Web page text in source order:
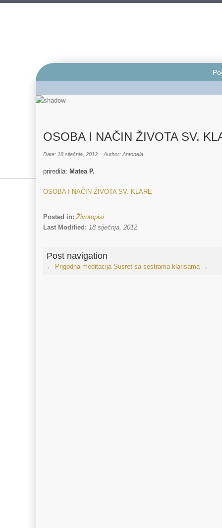
OSOBA I NAČIN ŽIVOTA SV.
Date: 18 siječnja, 2012 Author: Antonela
priredila: Matea P.
OSOBA I NAČIN ŽIVOTA SV. KLARE
Posted in:Životopisi.
Last Modified: 18 siječnja, 2012
Post navigation
← Prigodna meditacija Susret sa sestrama klarisama →